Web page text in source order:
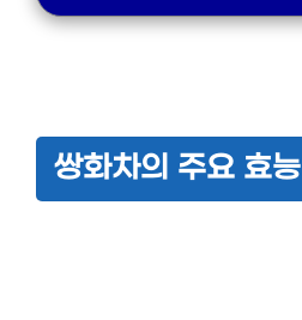
쌍화차의 주요 효능